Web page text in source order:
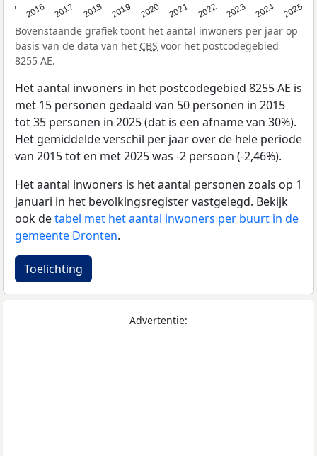
2016 2017 2018 2019 2020 2021 2022 2023 2024 2025
Bovenstaande grafiek toont het aantal inwoners per jaar op
basis van de data van het CBS voor het postcodegebied
8255 AE.
Het aantal inwoners in het postcodegebied 8255 AE is
met 15 personen gedaald van 50 personen in 2015
tot 35 personen in 2025 (dat is een afname van 30%).
Het gemiddelde verschil per jaar over de hele periode
van 2015 tot en met 2025 was -2 persoon (-2,46%).
Het aantal inwoners is het aantal personen zoals op 1
januari in het bevolkingsregister vastgelegd. Bekijk
ook detabel met het aantal inwoners per buurt in de
gemeente Dronten.
Toelichting
Advertentie: